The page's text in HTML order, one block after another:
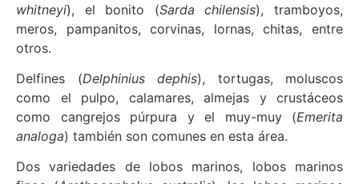
whitneyi), el bonito (Sarda chilensis), tramboyos,
meros, pampanitos, corvinas, lornas, chitas, entre
otros.
Delfines (Delphinius dephis), tortugas, moluscos
como el pulpo, calamares, almejas y crustáceos
como cangrejos púrpura y el muy-muy (Emerita
analoga) también son comunes en esta área.
Dos variedades de lobos marinos, lobos marinos